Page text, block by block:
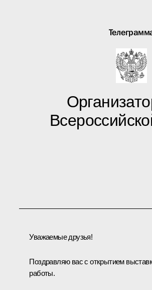
Уважаемые друзья!
Поздравляю вас с открытием
работы.